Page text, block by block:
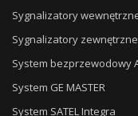
Sygnalizatory
Sygnalizatory zewnętrzne
System bezprzewodowy
System GE MASTER
System SATEL Integra